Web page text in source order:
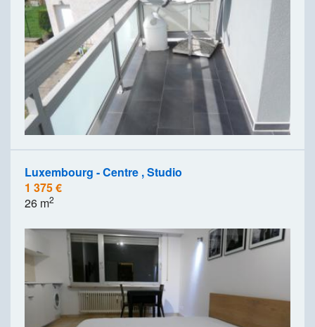
Luxembourg - Centre , Studio
1 375 €
26 m2